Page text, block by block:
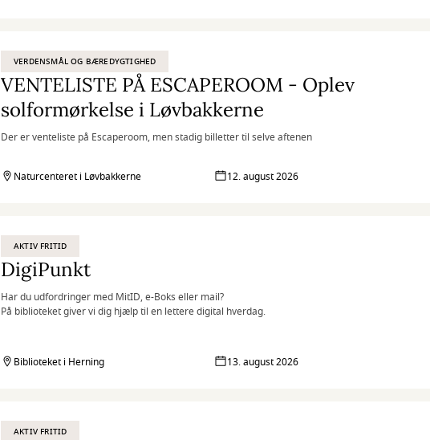
VERDENSMÅL OG BÆREDYGTIGHED
VENTELISTE PÅ ESCAPEROOM - Oplev
solformørkelse i Løvbakkerne
Der er venteliste på Escaperoom, men stadig billetter til selve aftenen
Naturcenteret i Løvbakkerne 12. august 2026
AKTIV FRITID
DigiPunkt
Har du udfordringer med MitID, e-Boks eller mail?
På biblioteket giver vi dig hjælp til en lettere digital hverdag.
Biblioteket i Herning 13. august 2026
AKTIV FRITID